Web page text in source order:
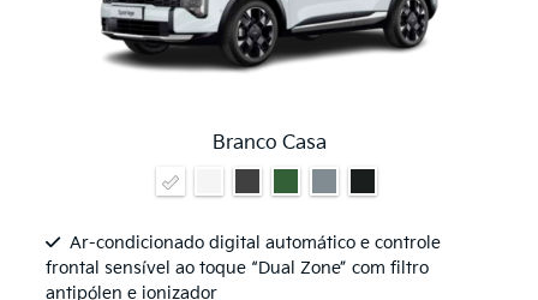
Branco Casa
Ar-condicionado digital automático e controle
frontal sensível ao toque “Dual Zone” com filtro
antipólen e ionizador